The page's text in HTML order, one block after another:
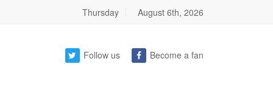
Thursday August 6th, 2026
Follow us Become a fan